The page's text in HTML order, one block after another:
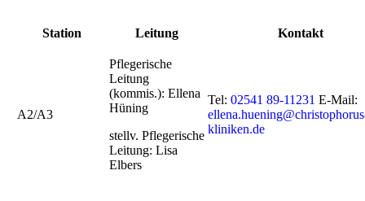
Station Leitung Kontakt
A2/A3
Pflegerische
Leitung
(kommis.): Ellena
Hüning
stellv. Pflegerische
Leitung: Lisa
Elbers
Tel: 02541 89-11231 E-Mail:
kliniken.de